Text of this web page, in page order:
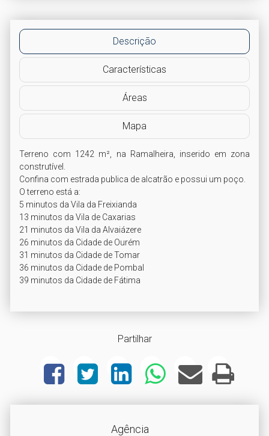
Partilhar
Agência
Descrição
Características
Áreas
Mapa
Terreno com 1242 m², na Ramalheira, inserido em zona
construtível.
Confina com estrada publica de alcatrão e possui um poço.
O terreno está a:
5 minutos da Vila da Freixianda
13 minutos da Vila de Caxarias
21 minutos da Vila da Alvaiázere
26 minutos da Cidade de Ourém
31 minutos da Cidade de Tomar
36 minutos da Cidade de Pombal